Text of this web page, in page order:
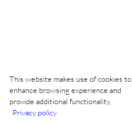
This website makes use of cookies to
enhance browsing experience and
provide additional functionality.
Privacy policy